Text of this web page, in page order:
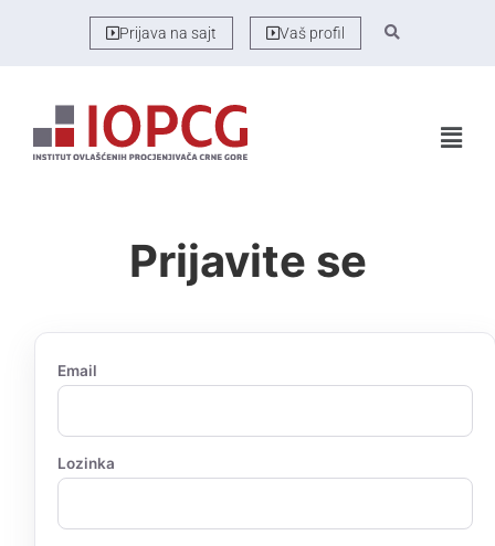
Prijava na sajt Vaš profil
Prijavite se
Email
Lozinka